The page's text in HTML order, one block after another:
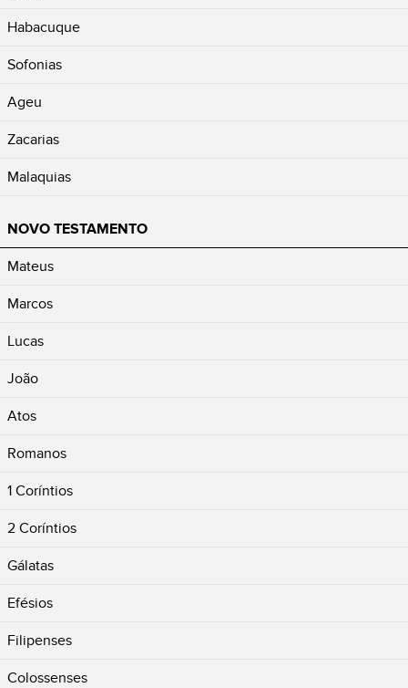
Habacuque
Sofonias
Ageu
Zacarias
Malaquias
NOVO TESTAMENTO
Mateus
Marcos
Lucas
João
Atos
Romanos
1 Coríntios
2 Coríntios
Gálatas
Efésios
Filipenses
Colossenses